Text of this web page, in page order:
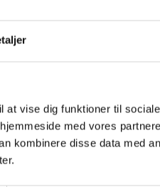
vise dig funktioner til
med vores
kombinere disse data med